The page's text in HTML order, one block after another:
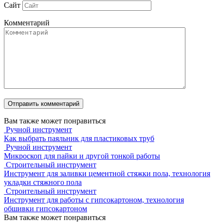
Сайт
Комментарий
Вам также может понравиться
Ручной инструмент
Как выбрать паяльник для пластиковых труб
Ручной инструмент
Микроскоп для пайки и другой тонкой работы
Строительный инструмент
Инструмент для заливки цементной стяжки пола, технология
укладки стяжного пола
Строительный инструмент
Инструмент для работы с гипсокартоном, технология
обшивки гипсокартоном
Вам также может понравиться